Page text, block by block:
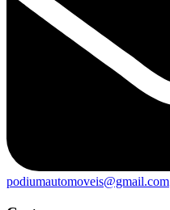
podiumautomoveis@gmail.com